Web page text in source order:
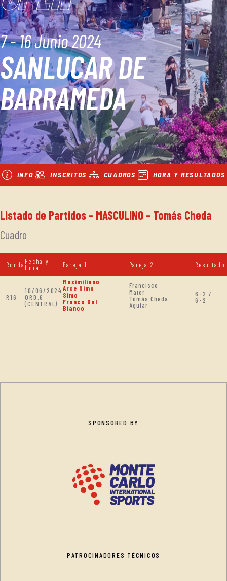
7 - 16 Junio 2024
SANLUCAR DE
BARRAMEDA
INFO INSCRITOS CUADROS HORA Y RESULTADOS
Listado de Partidos - MASCULINO - Tomás Cheda
Cuadro
Ronda Fecha y
Hora
Pareja 1 Pareja 2 Resultado
R16
10/06/2024
ORD.6
(CENTRAL)
Maximiliano
Arce Simo
Simo
Franco Dal
Bianco
Francisco
Maier
Tomás Cheda
Aguiar
6-2 /
6-2
SPONSORED BY
PATROCINADORES TÉCNICOS